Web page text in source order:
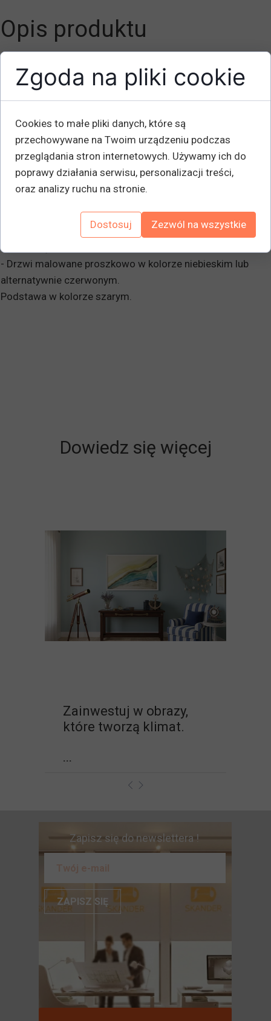
Opis produktu
Liczba drzwi: 1
Wysokość przedniej krawędzi mm: 1830
Wysokość tylnej krawędzi mm: 1920
Szerokość mm: 350
Głębokość mm: 550
Waga kg: 25
Dzięki przemyślanej konstrukcji można szafkę łatwo
Spadzisty dach ułatwiający czyszczenie. Dobrze
wentylowane z podwójną kratką wentylacyjną.
- Zamki bębenkowe.
- Drzwi malowane proszkowo w kolorze niebieskim lub
alternatywnie czerwonym.
Podstawa w kolorze szarym.
Dowiedz się więcej
Zainwestuj w obrazy,
które tworzą klimat.
...
Zapisz się do newslettera !
ZAPISZ SIĘ
Zgoda na pliki cookie
Cookies to małe pliki danych, które są
przechowywane na Twoim urządzeniu podczas
przeglądania stron internetowych. Używamy ich do
poprawy działania serwisu, personalizacji treści,
oraz analizy ruchu na stronie.
Dostosuj Zezwól na wszystkie